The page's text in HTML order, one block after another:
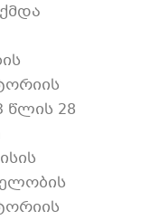
წლის 28